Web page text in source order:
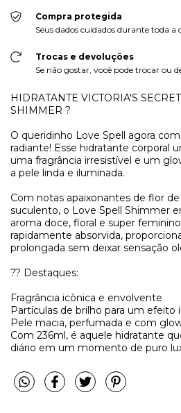
Compra protegida
Seus dados cuidados durante toda a
Trocas e devoluções
Se não gostar, você pode trocar ou
HIDRATANTE VICTORIA'S
SHIMMER ?
O queridinho Love Spell agora
radiante! Esse hidratante corporal
uma fragrância irresistível e um
a pele linda e iluminada.
Com notas apaixonantes de flor
suculento, o Love Spell Shimmer
aroma doce, floral e super
rapidamente absorvida,
prolongada sem deixar sensação
?? Destaques:
Fragrância icônica e envolvente
Partículas de brilho para um efeito
Pele macia, perfumada e com
Com 236ml, é aquele hidratante
diário em um momento de puro